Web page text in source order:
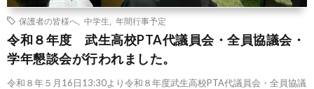
保護者の皆様へ 中学生 年間行事予定
令和８年度 武生高校PTA代議員会・全員協議会・
学年懇談会が行われました。
令和８年５月16日13:30より令和８年度武生高校PTA代議員会・全員協議